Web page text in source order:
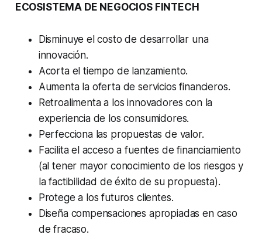
ECOSISTEMA DE NEGOCIOS FINTECH
Disminuye el costo de desarrollar una
innovación.
Acorta el tiempo de lanzamiento.
Aumenta la oferta de servicios financieros.
Retroalimenta a los innovadores con la
experiencia de los consumidores.
Perfecciona las propuestas de valor.
Facilita el acceso a fuentes de financiamiento
(al tener mayor conocimiento de los riesgos y
la factibilidad de éxito de su propuesta).
Protege a los futuros clientes.
Diseña compensaciones apropiadas en caso
de fracaso.